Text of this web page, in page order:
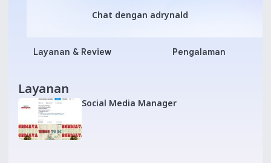
Chat dengan adrynald
Chat dengan adrynald
Layanan & Review Pengalaman
Layanan
Social Media Manager